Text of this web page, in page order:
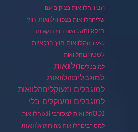
הביתהלוואות בצ'קים עם
שליחהלוואות בצפוןהלוואות חוץ
בנקאיותהלוואות חוץ בנקאיות
לצעיריםהלוואות חוץ בנקאיות
לשכיריםהלוואות
למובטליםהלוואות
למוגבליםהלוואות
למוגבלים ומעוקליםהלוואות
למוגבלים ומעוקלים בלי
נכסהלוואות למסורבי bdi
הלוואות
למסורביםהלוואות מהירותהלוואות